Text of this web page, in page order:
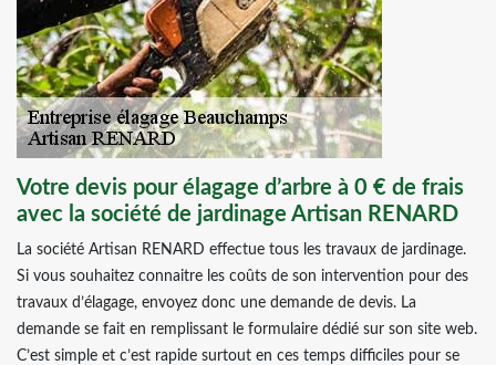
Votre devis pour élagage d’arbre à 0 € de frais
avec la société de jardinage Artisan RENARD
La société Artisan RENARD effectue tous les travaux de jardinage.
Si vous souhaitez connaitre les coûts de son intervention pour des
travaux d’élagage, envoyez donc une demande de devis. La
demande se fait en remplissant le formulaire dédié sur son site web.
C’est simple et c’est rapide surtout en ces temps difficiles pour se